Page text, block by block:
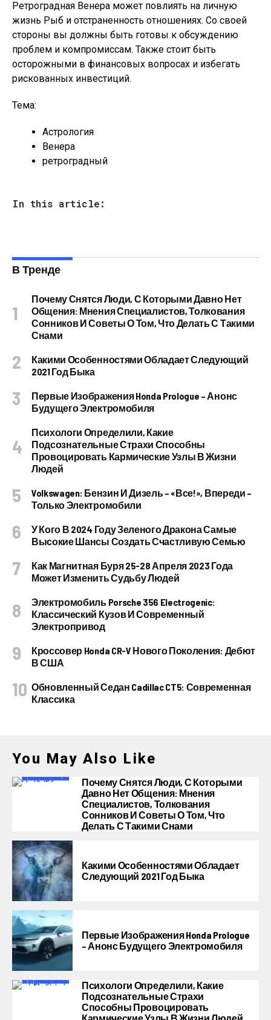
Ретроградная Венера может повлиять на личную
жизнь Рыб и отстраненность отношениях. Со своей
стороны вы должны быть готовы к обсуждению
проблем и компромиссам. Также стоит быть
осторожными в финансовых вопросах и избегать
рискованных инвестиций.
Тема:
Астрология
Венера
ретроградный
In this article:
В Тренде
Почему Снятся Люди, С Которыми Давно Нет
Общения: Мнения Специалистов, Толкования
Сонников И Советы О Том, Что Делать С Такими
Снами
Какими Особенностями Обладает Следующий
2021 Год Быка
Первые Изображения Honda Prologue – Анонс
Будущего Электромобиля
Психологи Определили, Какие
Подсознательные Страхи Способны
Провоцировать Кармические Узлы В Жизни
Людей
Volkswagen: Бензин И Дизель – «все!», Впереди –
Только Электромобили
У Кого В 2024 Году Зеленого Дракона Самые
Высокие Шансы Создать Счастливую Семью
Как Магнитная Буря 25-28 Апреля 2023 Года
Может Изменить Судьбу Людей
Электромобиль Porsche 356 Electrogenic:
Классический Кузов И Современный
Электропривод
Кроссовер Honda CR-V Нового Поколения: Дебют
В США
Обновленный Седан Cadillac CT5: Современная
Классика
You May Also Like
Почему Снятся Люди, С Которыми
Давно Нет Общения: Мнения
Специалистов, Толкования
Сонников И Советы О Том, Что
Делать С Такими Снами
Какими Особенностями Обладает
Следующий 2021 Год Быка
Первые Изображения Honda Prologue
– Анонс Будущего Электромобиля
Психологи Определили, Какие
Подсознательные Страхи
Способны Провоцировать